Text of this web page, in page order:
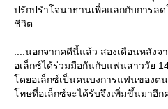
ปรักปรำโจนาธานเพื่อแลกกับการลด
ชีวิต
....นอกจากคดีนี้แล้ว สองเดือนหลัง
อเล็กซ์ได้ร่วมมือกันกับแฟนสาววัย
โดยอเล็กซ์เป็นคนบงการแฟนของต
โทษที่อเล็กซ์จะได้รับจึงเพิ่มขึ้นมาอีก